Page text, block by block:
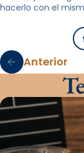
hacerlo con el
Anterior